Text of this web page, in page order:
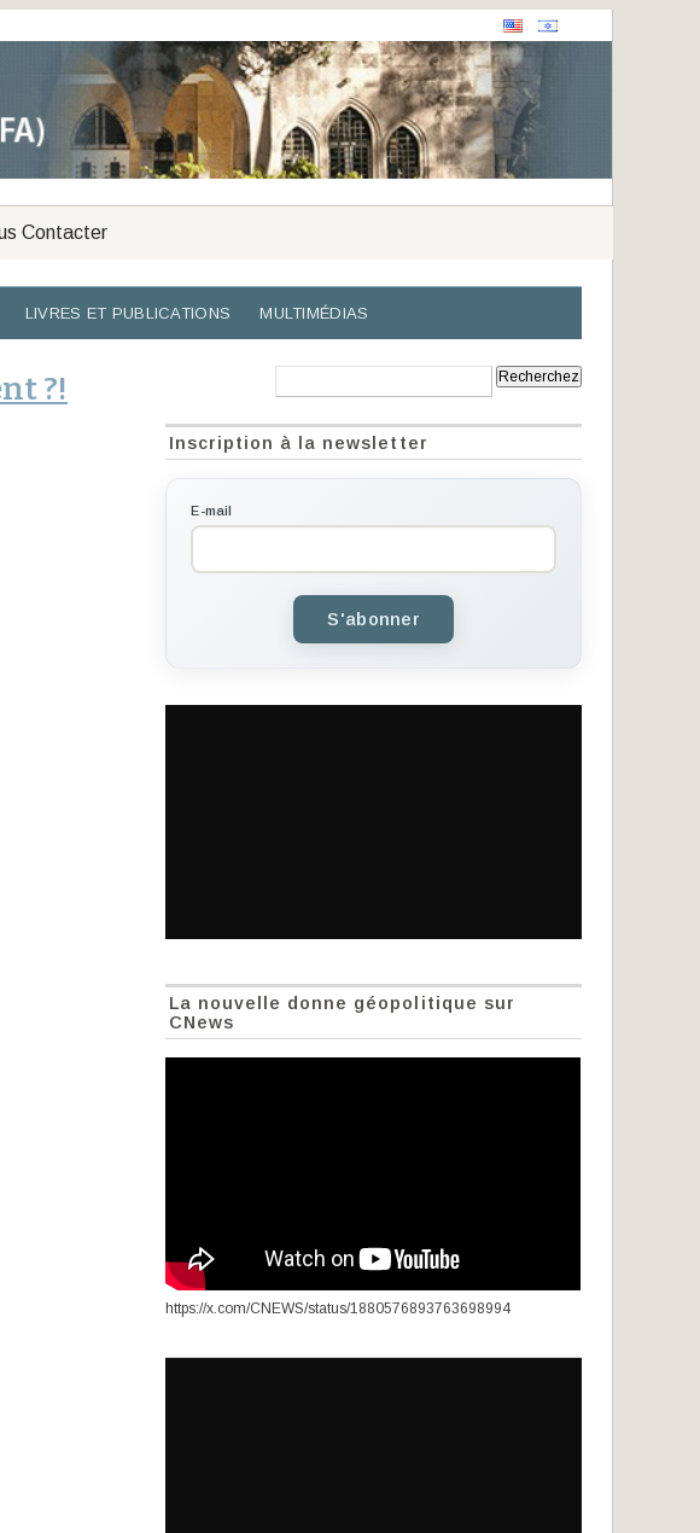
Contacter
LIVRES ET PUBLICATIONS MULTIMÉDIAS
?!
Inscription à la newsletter
E-mail
S'abonner
La nouvelle donne géopolitique sur
CNews
https://x.com/CNEWS/status/1880576893763698994